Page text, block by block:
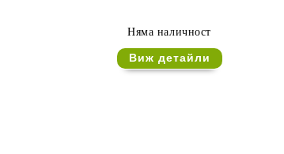
Няма наличност
Виж детайли